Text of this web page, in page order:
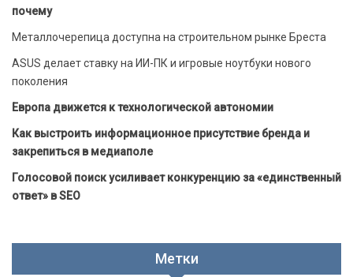
почему
Металлочерепица доступна на строительном рынке Бреста
ASUS делает ставку на ИИ-ПК и игровые ноутбуки нового
поколения
Европа движется к технологической автономии
Как выстроить информационное присутствие бренда и
закрепиться в медиаполе
Голосовой поиск усиливает конкуренцию за «единственный
ответ» в SEO
Метки